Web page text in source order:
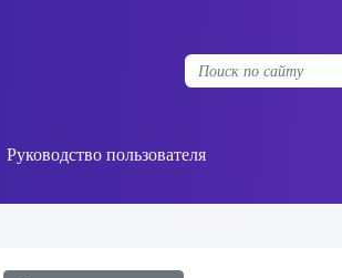
Руководство пользователя